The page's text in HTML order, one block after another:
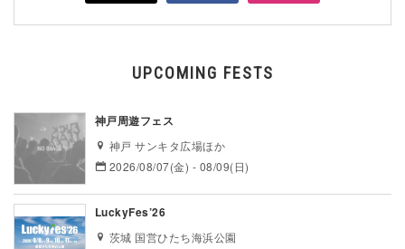
UPCOMING FESTS
神戸周遊フェス
神戸 サンキタ広場ほか
2026/08/07(金) - 08/09(日)
LuckyFes’26
茨城 国営ひたち海浜公園